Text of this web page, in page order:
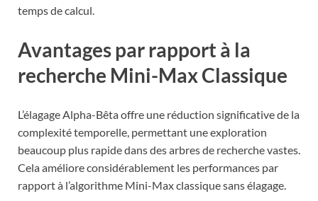
temps de calcul.
Avantages par rapport à la
recherche Mini-Max Classique
L’élagage Alpha-Bêta offre une réduction significative de la
complexité temporelle, permettant une exploration
beaucoup plus rapide dans des arbres de recherche vastes.
Cela améliore considérablement les performances par
rapport à l’algorithme Mini-Max classique sans élagage.